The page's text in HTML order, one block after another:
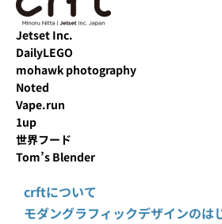
Jetset Inc.
DailyLEGO
mohawk photography
Noted
Vape.run
1up
世界フード
Tom’s Blender
crftについて
モダングラフィックデザインのは